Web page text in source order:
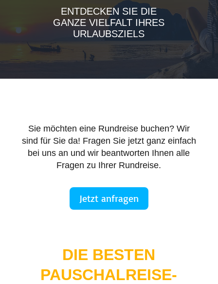
ENTDECKEN SIE DIE
GANZE VIELFALT IHRES
URLAUBSZIELS
Sie möchten eine Rundreise buchen? Wir
sind für Sie da! Fragen Sie jetzt ganz einfach
bei uns an und wir beantworten Ihnen alle
Fragen zu Ihrer Rundreise.
Jetzt anfragen
DIE BESTEN
PAUSCHALREISE-